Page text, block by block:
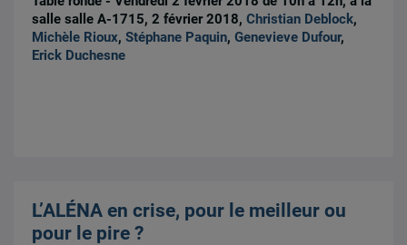
salle salle A-1715, 2 février 2018,Christian Deblock,
Michèle Rioux,Stéphane Paquin,Genevieve Dufour,
Erick Duchesne
L’ALÉNA en crise, pour le meilleur ou
pour le pire ?